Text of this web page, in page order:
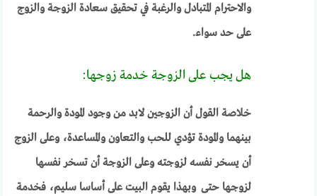
والاحترام المتبادل والرغبة في تحقيق سعادة الزوجة والزوج
على حد سواء.
هل يجب على الزوجة خدمة زوجها:
خلاصة القول أن الزوجين لابد من وجود المودة والرحمة
بينهما والمودة تؤدي للحب والتعاون والمساعدة، وعلى الزوج
أن يسخر نفسه لزوجته وعلى الزوجة أن تسخر نفسها
لزوجها حتى وبهذا يقوم البيت على أساسا سليم، فخدمة